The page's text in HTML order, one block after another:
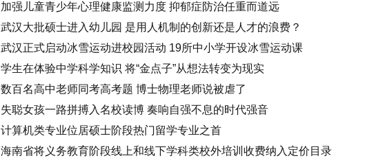
加强儿童青少年心理健康监测力度 抑郁症防治任重而道远
武汉大批硕士进入幼儿园 是用人机制的创新还是人才的浪费？
武汉正式启动冰雪运动进校园活动 19所中小学开设冰雪运动课
学生在体验中学科学知识 将“金点子”从想法转变为现实
数百名高中老师同考高考题 博士物理老师说被虐了
失聪女孩一路拼搏入名校读博 奏响自强不息的时代强音
计算机类专业位居硕士阶段热门留学专业之首
海南省将义务教育阶段线上和线下学科类校外培训收费纳入定价目录